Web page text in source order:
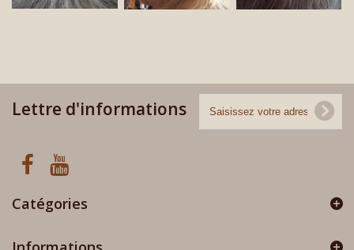
Lettre d'informations
Catégories